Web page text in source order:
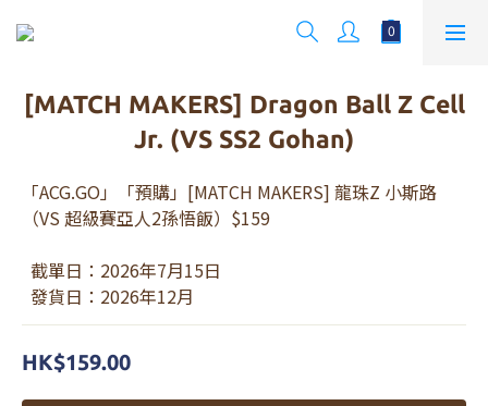
[MATCH MAKERS] Dragon Ball Z Cell
Jr. (VS SS2 Gohan)
「ACG.GO」「預購」[MATCH MAKERS] 龍珠Z 小斯路
（VS 超級賽亞人2孫悟飯）$159
  截單日：2026年7月15日
  發貨日：2026年12月
HK$159.00